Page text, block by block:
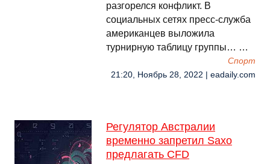
разгорелся конфликт. В
социальных сетях пресс-служба
американцев выложила
турнирную таблицу группы… …
Спорт
21:20, Ноябрь 28, 2022 | eadaily.com
Регулятор Австралии
временно запретил Saxo
предлагать CFD